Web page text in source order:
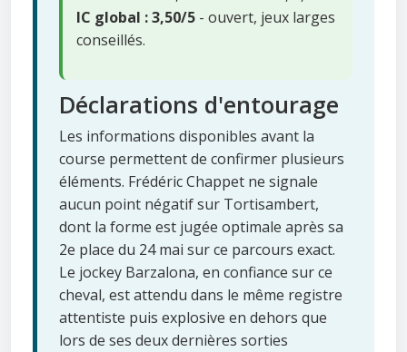
IC global : 3,50/5 - ouvert, jeux larges
conseillés.
Déclarations d'entourage
Les informations disponibles avant la
course permettent de confirmer plusieurs
éléments. Frédéric Chappet ne signale
aucun point négatif sur Tortisambert,
dont la forme est jugée optimale après sa
2e place du 24 mai sur ce parcours exact.
Le jockey Barzalona, en confiance sur ce
cheval, est attendu dans le même registre
attentiste puis explosive en dehors que
lors de ses deux dernières sorties